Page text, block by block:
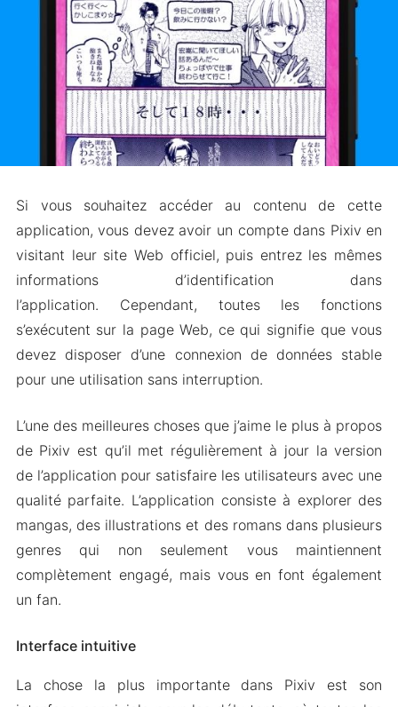
Si vous souhaitez accéder au contenu de cette
application, vous devez avoir un compte dans Pixiv en
visitant leur site Web officiel, puis entrez les mêmes
informations d’identification dans
l’application. Cependant, toutes les fonctions
s’exécutent sur la page Web, ce qui signifie que vous
devez disposer d’une connexion de données stable
pour une utilisation sans interruption.
L’une des meilleures choses que j’aime le plus à propos
de Pixiv est qu’il met régulièrement à jour la version
de l’application pour satisfaire les utilisateurs avec une
qualité parfaite. L’application consiste à explorer des
mangas, des illustrations et des romans dans plusieurs
genres qui non seulement vous maintiennent
complètement engagé, mais vous en font également
un fan.
Interface intuitive
La chose la plus importante dans Pixiv est son